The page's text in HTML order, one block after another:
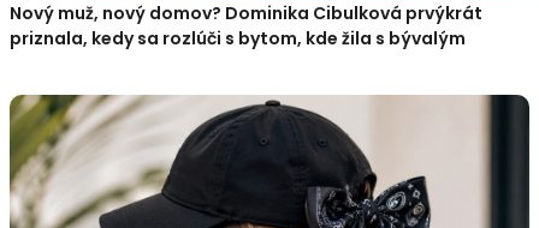
Nový muž, nový domov? Dominika Cibulková prvýkrát
priznala, kedy sa rozlúči s bytom, kde žila s bývalým